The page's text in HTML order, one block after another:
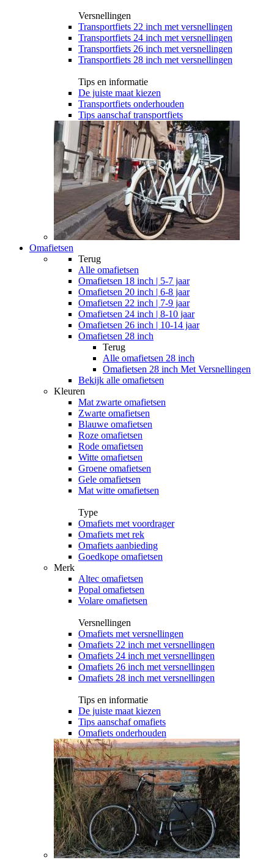
Versnellingen
Transportfiets 22 inch met versnellingen
Transportfiets 24 inch met versnellingen
Transportfiets 26 inch met versnellingen
Transportfiets 28 inch met versnellingen
Tips en informatie
De juiste maat kiezen
Transportfiets onderhouden
Tips aanschaf transportfiets
Omafietsen
Terug
Alle omafietsen
Omafietsen 18 inch | 5-7 jaar
Omafietsen 20 inch | 6-8 jaar
Omafietsen 22 inch | 7-9 jaar
Omafietsen 24 inch | 8-10 jaar
Omafietsen 26 inch | 10-14 jaar
Omafietsen 28 inch
Terug
Alle omafietsen 28 inch
Omafietsen 28 inch Met Versnellingen
Bekijk alle omafietsen
Kleuren
Mat zwarte omafietsen
Zwarte omafietsen
Blauwe omafietsen
Roze omafietsen
Rode omafietsen
Witte omafietsen
Groene omafietsen
Gele omafietsen
Mat witte omafietsen
Type
Omafiets met voordrager
Omafiets met rek
Omafiets aanbieding
Goedkope omafietsen
Merk
Altec omafietsen
Popal omafietsen
Volare omafietsen
Versnellingen
Omafiets met versnellingen
Omafiets 22 inch met versnellingen
Omafiets 24 inch met versnellingen
Omafiets 26 inch met versnellingen
Omafiets 28 inch met versnellingen
Tips en informatie
De juiste maat kiezen
Tips aanschaf omafiets
Omafiets onderhouden